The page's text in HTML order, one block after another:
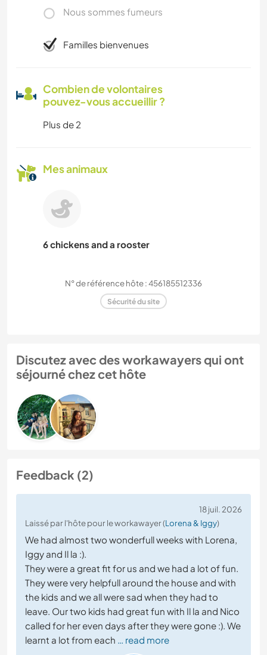
Nous sommes fumeurs
Familles bienvenues
Combien de volontaires
pouvez-vous accueillir ?
Plus de 2
Mes animaux
6 chickens and a rooster
N° de référence hôte : 456185512336
Sécurité du site
Discutez avec des workawayers qui ont
séjourné chez cet hôte
Feedback (2)
18 juil. 2026
Laissé par l'hôte pour le workawayer (Lorena & Iggy)
We had almost two wonderfull weeks with Lorena,
Iggy and Il la :).
They were a great fit for us and we had a lot of fun.
They were very helpfull around the house and with
the kids and we all were sad when they had to
leave. Our two kids had great fun with Il la and Nico
called for her even days after they were gone :). We
learnt a lot from each … read more